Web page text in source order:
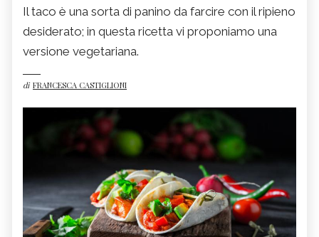
Il taco è una sorta di panino da farcire con il ripieno
desiderato; in questa ricetta vi proponiamo una
versione vegetariana.
di FRANCESCA CASTIGLIONI